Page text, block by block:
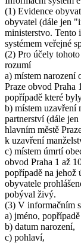
(1) Evidence
obyvatel (dále jen
ministerstvo. Tento
systémem veřejné
(2) Pro účely
rozumí
a) místem narození
Praze obvod Praha
popřípadě které
b) místem uzavření
partnerství (dále
hlavním městě
k uzavření
c) místem úmrtí
obvod Praha 1 až
popřípadě na jehož
obyvatele
pobýval živý.
(3) V informačním
a) jméno,
b) datum narození,
c) pohlaví,